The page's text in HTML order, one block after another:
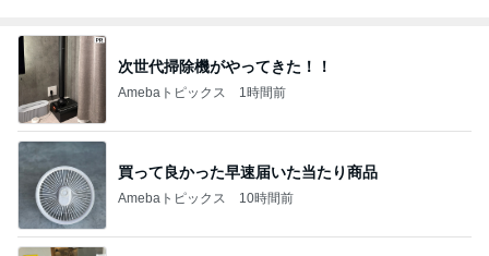
次世代掃除機がやってきた！！
Amebaトピックス 1時間前
買って良かった早速届いた当たり商品
Amebaトピックス 10時間前